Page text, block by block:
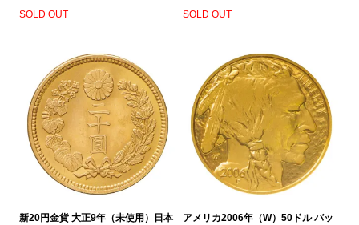
SOLD OUT SOLD OUT
新20円金貨 大正9年（未使用）日本
アメリカ2006年（W）50ドル バッ